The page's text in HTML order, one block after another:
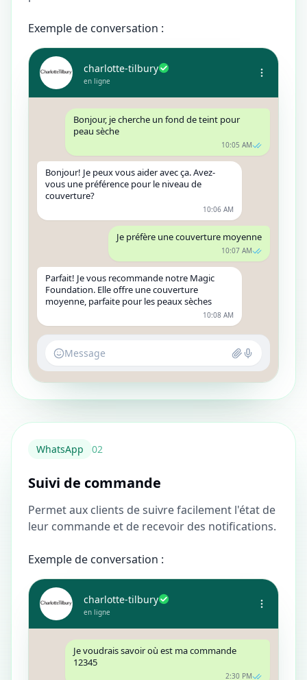
Exemple de conversation :
charlotte-tilbury
en ligne
Bonjour, je cherche un fond de teint pour
peau sèche
10:05 AM
Bonjour! Je peux vous aider avec ça. Avez-
vous une préférence pour le niveau de
couverture?
10:06 AM
Je préfère une couverture moyenne
10:07 AM
Parfait! Je vous recommande notre Magic
Foundation. Elle offre une couverture
moyenne, parfaite pour les peaux sèches
10:08 AM
Message
WhatsApp 02
Suivi de commande
Permet aux clients de suivre facilement l'état de
leur commande et de recevoir des notifications.
Exemple de conversation :
charlotte-tilbury
en ligne
Je voudrais savoir où est ma commande
12345
2:30 PM